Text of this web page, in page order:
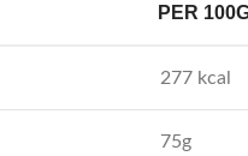
PER
277 kcal
75g